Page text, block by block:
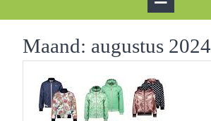
Maand: augustus 2024